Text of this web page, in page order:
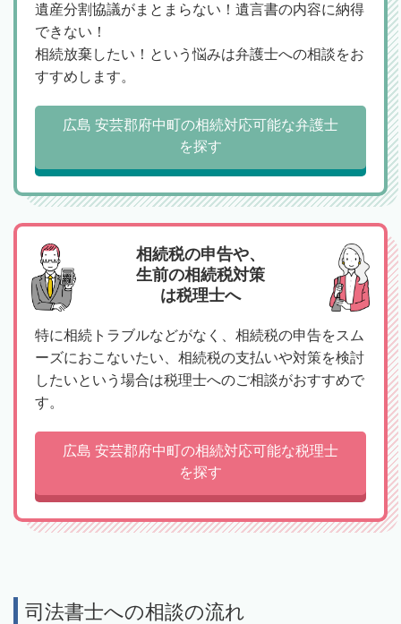
遺産分割協議がまとまらない！遺言書の内容に納得
できない！
相続放棄したい！という悩みは弁護士への相談をお
すすめします。
広島 安芸郡府中町の相続対応可能な弁護士
を探す
相続税の申告や、
生前の相続税対策
は税理士へ
特に相続トラブルなどがなく、相続税の申告をスム
ーズにおこないたい、相続税の支払いや対策を検討
したいという場合は税理士へのご相談がおすすめで
す。
広島 安芸郡府中町の相続対応可能な税理士
を探す
司法書士への相談の流れ